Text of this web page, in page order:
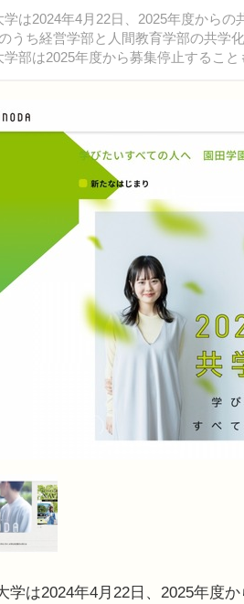
は2024年4月22日、2025年度から
うち経営学部と人間教育学部の共学
部は2025年度から募集停止すること
は2024年4月22日、2025年度か